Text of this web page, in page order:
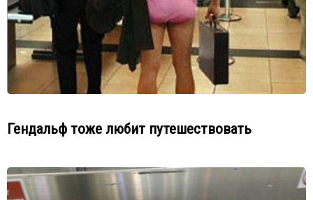
Гендальф тоже любит путешествовать